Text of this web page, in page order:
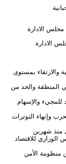
الادارة
والارتقاء بمستوى
المنطقة والحد من
للمجيء والإسهام
وإنهاء التوترات
منذ شهرين
الوزاري للاقتصاد
منظومة الأمن